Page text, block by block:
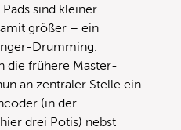
sind kleiner
größer – ein
Drumming.
die frühere Master-
an zentraler Stelle ein
(in der
drei Potis) nebst